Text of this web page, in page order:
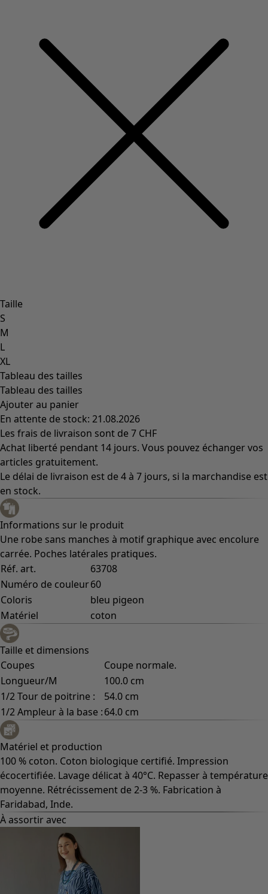
Taille
S
M
L
XL
Tableau des tailles
Tableau des tailles
Ajouter au panier
En attente de stock: 21.08.2026
Les frais de livraison sont de 7 CHF
Achat liberté pendant 14 jours. Vous pouvez échanger vos
articles gratuitement.
Le délai de livraison est de 4 à 7 jours, si la marchandise est
en stock.
Informations sur le produit
Une robe sans manches à motif graphique avec encolure
carrée. Poches latérales pratiques.
Réf. art.
63708
Numéro de couleur60
Coloris
bleu pigeon
Matériel
coton
Taille et dimensions
Coupes
Coupe normale.
Longueur/M
100.0 cm
1/2 Tour de poitrine :
54.0 cm
1/2 Ampleur à la base :64.0 cm
Matériel et production
100 % coton. Coton biologique certifié. Impression
écocertifiée. Lavage délicat à 40°C. Repasser à température
moyenne. Rétrécissement de 2-3 %. Fabrication à
Faridabad, Inde.
À assortir avec